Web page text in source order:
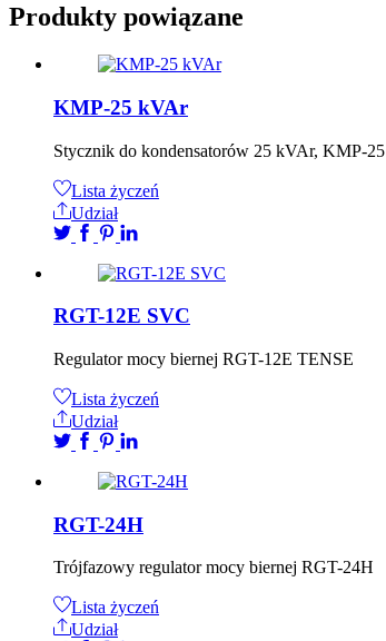
Produkty powiązane
KMP-25 kVAr
Stycznik do kondensatorów 25 kVAr, KMP-25
Lista życzeń
Udział
RGT-12E SVC
Regulator mocy biernej RGT-12E TENSE
Lista życzeń
Udział
RGT-24H
Trójfazowy regulator mocy biernej RGT-24H
Lista życzeń
Udział